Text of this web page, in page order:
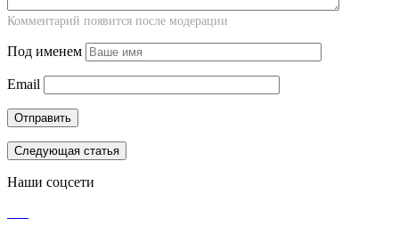
Комментарий появится после модерации
Под именем
Email
Следующая статья
Наши соцсети